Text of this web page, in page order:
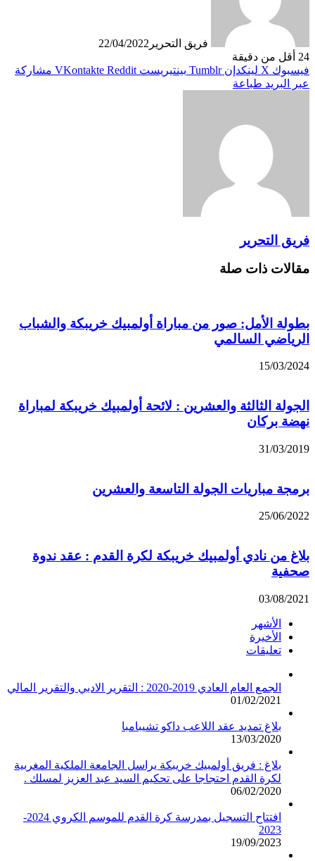
فريق التحرير 22/04/2022
24 أقل من دقيقة
فيسبوك X لينكدإن بينتيريست
مشاركة
عبر البريد طباعة
فريق التحرير
مقالات ذات صلة
بطولة الأمل: صور من مباراة أولمبيك خريبكة والشباب
الرياضي السالمي
15/03/2024
الجولة الثالثة والعشرين : لائحة أولمبيك خريبكة لمباراة
نهضة بركان
31/03/2019
برمجة مباريات الجولة التاسعة والعشرين
25/06/2022
بلاغ من نادي أولمبيك خريبكة لكرة القدم : عقد ندوة
صحفية
03/08/2021
الأشهر
الأخيرة
تعليقات
الجمع العام العادي 2019-2020 : التقرير الادبي والتقرير المالي
01/02/2021
بلاغ تمديد عقد اللاعب داكو تشيبامبا
13/03/2020
بلاغ : فريق أولمبيك خريبكة يراسل الجامعة الملكية المغربية
لكرة القدم احتجاجا على تحكيم السيد عبد العزيز لمسلك .
06/02/2020
افتتاح التسجيل بمدرسة كرة القدم للموسم الكروي 2024-
2023
19/09/2023